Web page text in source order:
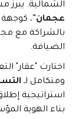
الشمالية. يبرز
عجمان"، كوجهة
بالشراكة مع
الضيافة.
ومتكامل لـ
بناء الهوية